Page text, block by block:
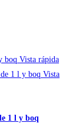
Vista rápida
Vista
1 l y boq